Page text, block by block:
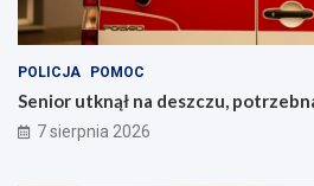
POLICJA POMOC
Senior utknął na deszczu,
7 sierpnia 2026